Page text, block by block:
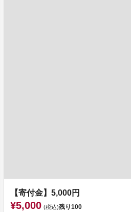
【寄付金】5,000円
¥5,000 (税込)残り100